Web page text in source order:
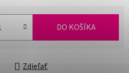
DO KOŠÍKA
Zdieľať